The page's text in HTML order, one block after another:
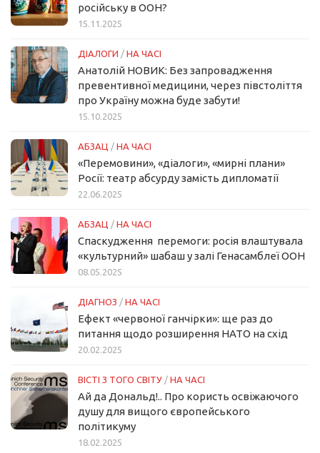
російську в ООН?
15.11.2025
ДІАЛОГИ / НА ЧАСІ
Анатолій НОВИК: Без запровадження
превентивної медицини, через півстоліття
про Україну можна буде забути!
15.10.2025
АБЗАЦ / НА ЧАСІ
«Перемовини», «діалоги», «мирні плани»
Росії: театр абсурду замість дипломатії
22.06.2025
АБЗАЦ / НА ЧАСІ
Спаскудження перемоги: росія влаштувала
«культурний» шабаш у залі Генасамблеї ООН
08.05.2025
ДІАГНОЗ / НА ЧАСІ
Ефект «червоної ганчірки»: ще раз до
питання щодо розширення НАТО на схід
20.02.2025
ВІСТІ З ТОГО СВІТУ / НА ЧАСІ
Ай да Дональд!.. Про користь освіжаючого
душу для вищого європейського
політикуму
18.02.2025